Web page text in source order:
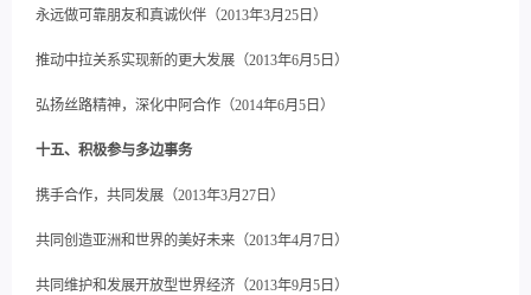
永远做可靠朋友和真诚伙伴（2013年3月25日）
推动中拉关系实现新的更大发展（2013年6月5日）
弘扬丝路精神，深化中阿合作（2014年6月5日）
十五、积极参与多边事务
携手合作，共同发展（2013年3月27日）
共同创造亚洲和世界的美好未来（2013年4月7日）
共同维护和发展开放型世界经济（2013年9月5日）